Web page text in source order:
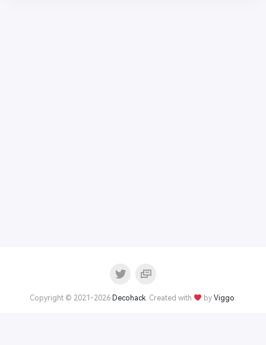
Copyright © 2021-2026 Decohack. Created with by Viggo.